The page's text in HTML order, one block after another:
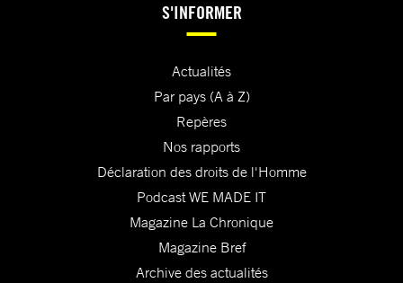
S'INFORMER
Actualités
Par pays (A à Z)
Repères
Nos rapports
Déclaration des droits de l'Homme
Podcast WE MADE IT
Magazine La Chronique
Magazine Bref
Archive des actualités